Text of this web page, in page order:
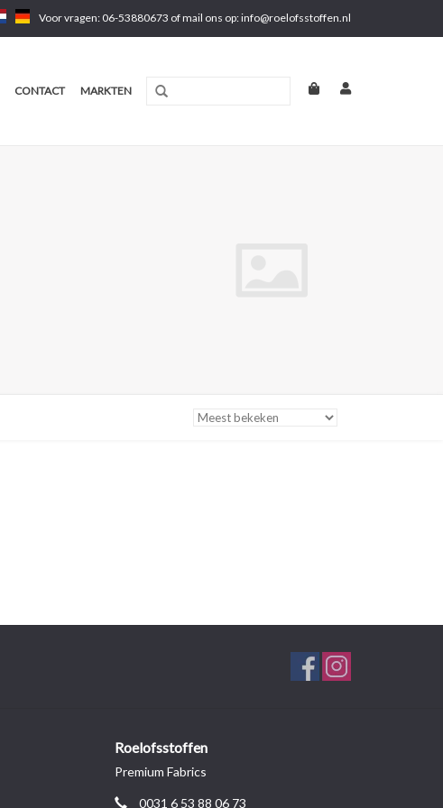
Voor vragen: 06-53880673 of mail ons op:info@roelofsstoffen.nl
CONTACT MARKTEN
Roelofsstoffen
Premium Fabrics
0031 6 53 88 06 73